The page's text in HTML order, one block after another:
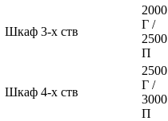
Шкаф 3-х ств
2000
Г /
2500
П
Шкаф 4-х ств
2500
Г /
3000
П